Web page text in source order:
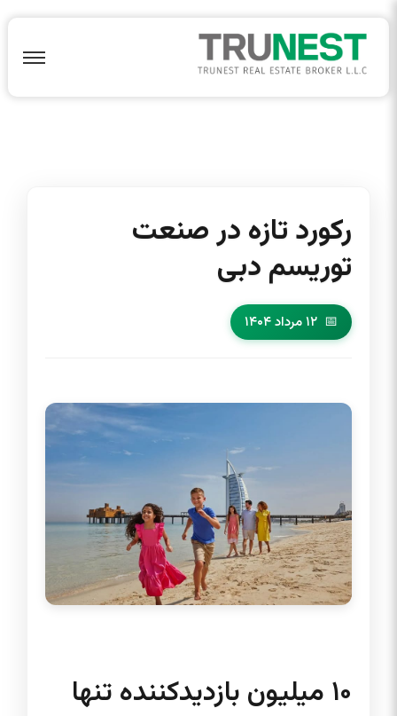
رکورد تازه در صنعت
توریسم دبی
۱۲ مرداد ۱۴۰۴
۱۰ میلیون بازدیدکننده تنها